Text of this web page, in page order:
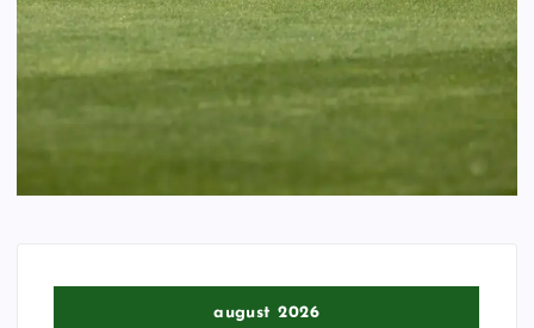
august 2026